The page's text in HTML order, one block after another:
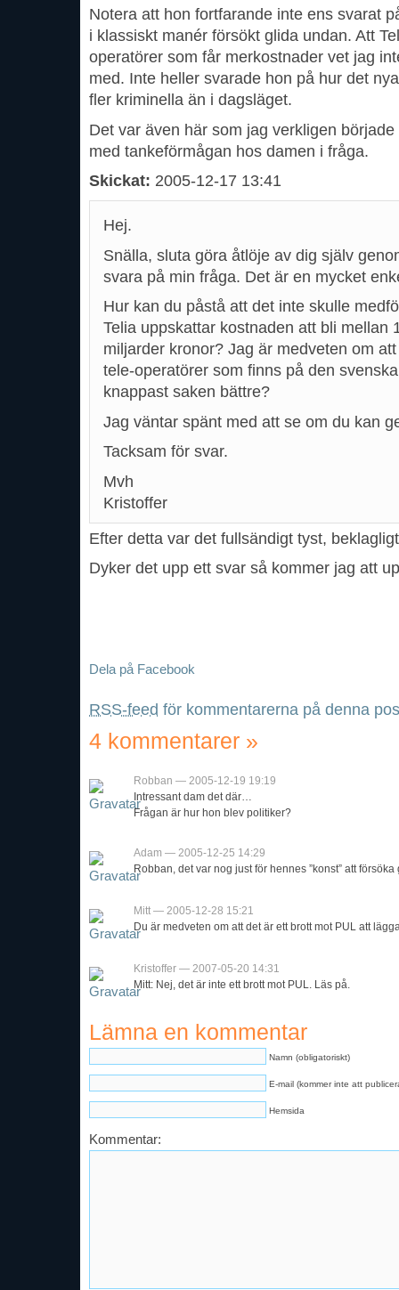
Notera att hon fortfarande inte ens svarat
i klassiskt manér försökt glida undan. Att
operatörer som får merkostnader vet jag
med. Inte heller svarade hon på hur det
fler kriminella än i dagsläget.
Det var även här som jag verkligen
med tankeförmågan hos damen i fråga.
Skickat: 2005-12-17 13:41
Hej.
Snälla, sluta göra åtlöje av dig själv
svara på min fråga. Det är en mycket
Hur kan du påstå att det inte skulle
Telia uppskattar kostnaden att bli mellan
miljarder kronor? Jag är medveten om
tele-operatörer som finns på den
knappast saken bättre?
Jag väntar spänt med att se om du kan
Tacksam för svar.
Mvh
Kristoffer
Efter detta var det fullsändigt tyst,
Dyker det upp ett svar så kommer jag att
Dela på Facebook
RSS-feed för kommentarerna på denna
4 kommentarer »
Robban — 2005-12-19 19:19
Intressant dam det där…
Frågan är hur hon blev politiker?
Adam — 2005-12-25 14:29
Robban, det var nog just för hennes ”konst” att
Mitt — 2005-12-28 15:21
Du är medveten om att det är ett brott mot PUL att
Kristoffer — 2007-05-20 14:31
Mitt: Nej, det är inte ett brott mot PUL. Läs på.
Lämna en kommentar
Namn (obligatoriskt)
E-mail (kommer inte att
Hemsida
Kommentar: